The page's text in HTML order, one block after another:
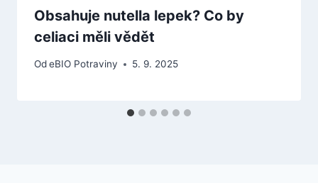
Obsahuje nutella lepek? Co by
celiaci měli vědět
OdeBIO Potraviny 5. 9. 2025